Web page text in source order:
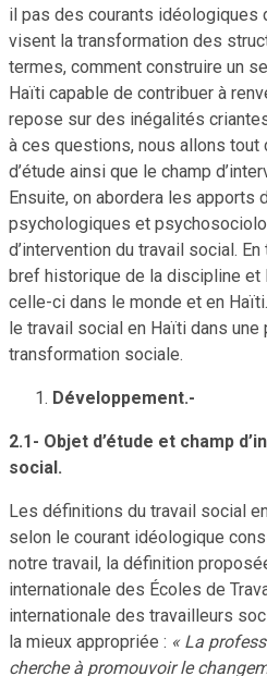
il pas des courants idéologiques
visent la transformation des
termes, comment construire un
Haïti capable de contribuer à
repose sur des inégalités
à ces questions, nous allons tout
d’étude ainsi que le champ
Ensuite, on abordera les
psychologiques et
d’intervention du travail social.
bref historique de la discipline et
celle-ci dans le monde et en
le travail social en Haïti dans
transformation sociale.
Développement.-
2.1- Objet d’étude et champ
social.
Les définitions du travail social
selon le courant idéologique
notre travail, la définition
internationale des Écoles de
internationale des travailleurs
la mieux appropriée : « La
cherche à promouvoir le